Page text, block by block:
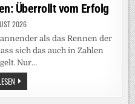
Überrollt vom Erfolg
2026
als das Rennen der
sich das auch in Zahlen
Nur…
TOUR
DE
FRANCE